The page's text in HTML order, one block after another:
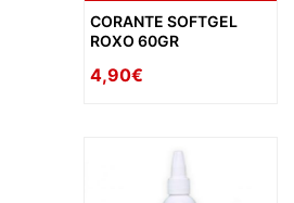
CORANTE SOFTGEL
ROXO 60GR
4,90€